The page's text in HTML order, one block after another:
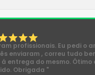
profissionais. Eu pedi o
enviaram , correu tudo
entrega do mesmo. Ótimo
Obrigada "